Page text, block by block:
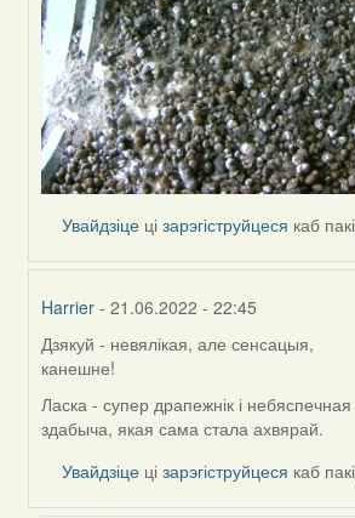
Увайдзіце цізарэгіструйцеся каб
Harrier - 21.06.2022 - 22:45
In
reply
to
by
Дзякуй - невялікая, але сенсацыя,
канешне!
Ласка - супер драпежнік і небяспечная
здабыча, якая сама стала ахвярай.
Увайдзіце цізарэгіструйцеся каб